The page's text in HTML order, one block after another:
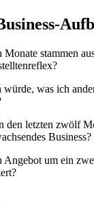
stammen
was ich
letzten zwölf
Business?
um ein